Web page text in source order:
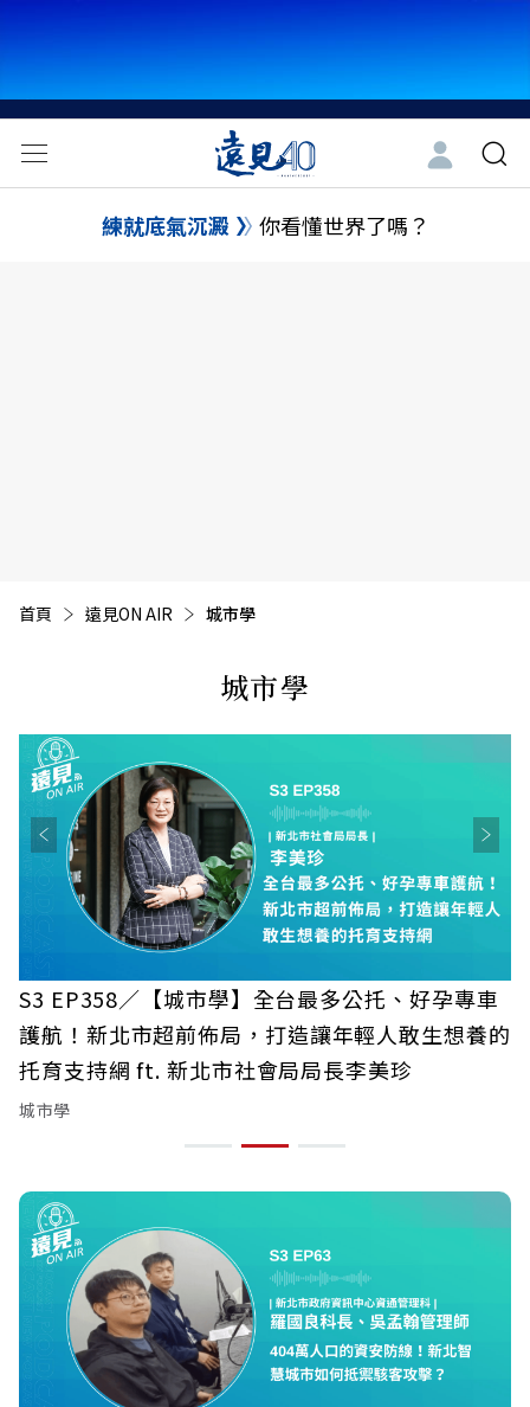
練就底氣沉澱 你看懂世界了嗎？
首頁 遠見ON AIR 目前頁面：
城市學
城市學
S3 EP358／【城市學】全台最多公托、好孕專車
護航！新北市超前佈局，打造讓年輕人敢生想養的
托育支持網 ft. 新北市社會局局長李美珍
城市學